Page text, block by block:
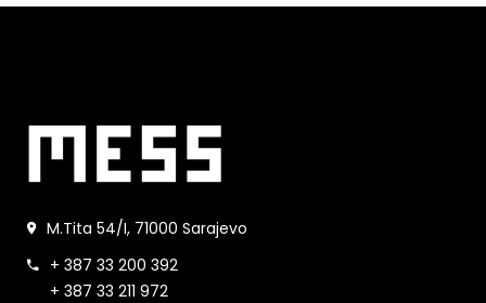
M.Tita 54/I, 71000 Sarajevo
+ 387 33 200 392
+ 387 33 211 972